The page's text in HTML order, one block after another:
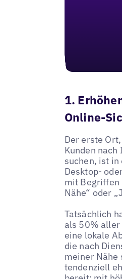
1.
Online-
Der erste
Kunden
suchen, ist in
Desktop-
mit Begriffen
Nähe“ oder
Tatsächlich
als 50% aller
eine lokale
die nach
meiner Nähe
tendenziell